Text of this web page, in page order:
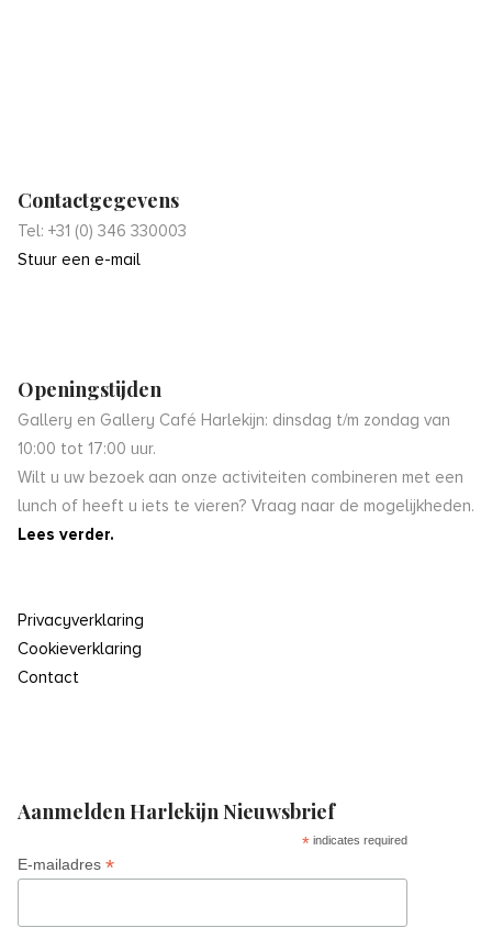
Contactgegevens
Tel: +31 (0) 346 330003
Stuur een e-mail
Openingstijden
Gallery en Gallery Café Harlekijn: dinsdag t/m zondag van
10:00 tot 17:00 uur.
Wilt u uw bezoek aan onze activiteiten combineren met een
lunch of heeft u iets te vieren? Vraag naar de mogelijkheden.
Lees verder.
Privacyverklaring
Cookieverklaring
Contact
Aanmelden Harlekijn Nieuwsbrief
* indicates required
E-mailadres *